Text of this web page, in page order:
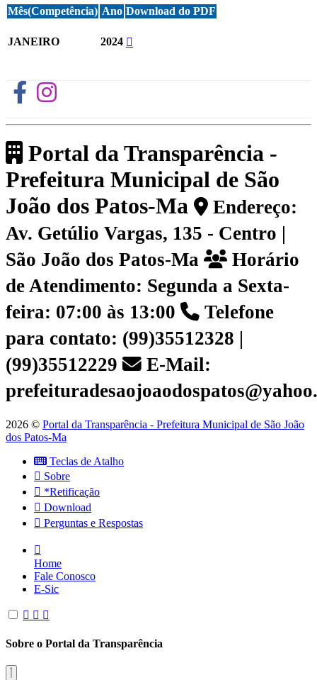
Mês(Competência) Ano Download do PDF
JANEIRO 2024
Portal da Transparência -
Prefeitura Municipal de São
João dos Patos-Ma
Endereço:
Av. Getúlio Vargas, 135 - Centro |
São João dos Patos-Ma
Horário
de Atendimento: Segunda a Sexta-
feira: 07:00 às 13:00
Telefone
para contato: (99)35512328 |
(99)35512229
E-Mail:
2026 © Portal da Transparência - Prefeitura Municipal de São João
dos Patos-Ma
Teclas de Atalho
Sobre
*Retificação
Download
Perguntas e Respostas
Home
Fale Conosco
E-Sic
Sobre o Portal da Transparência